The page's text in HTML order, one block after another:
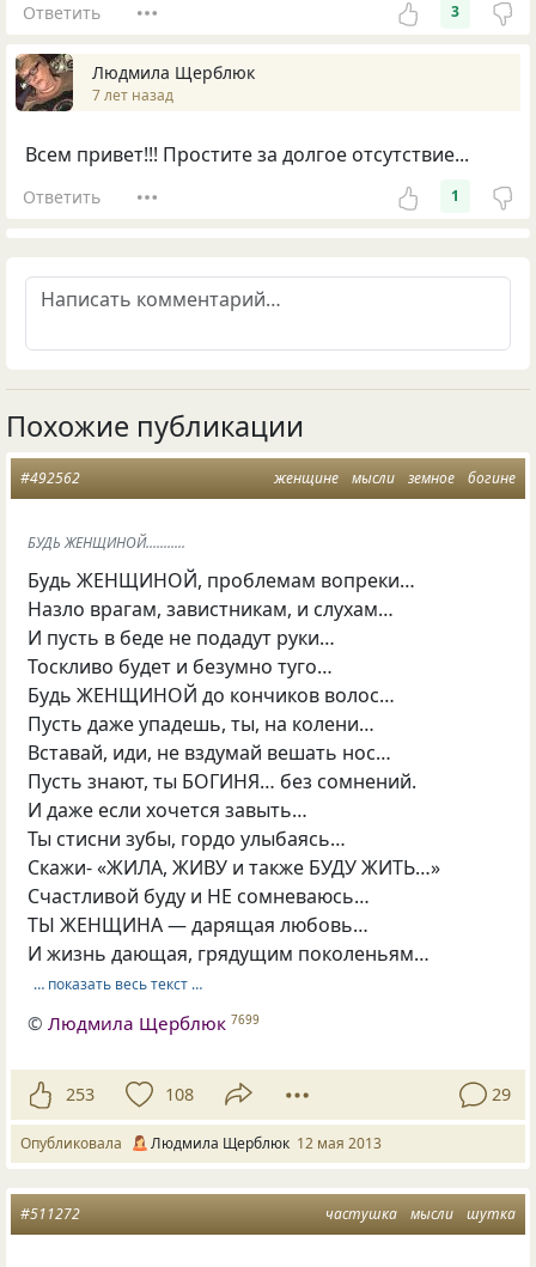
Ответить 3
Людмила Щерблюк
7 лет назад
Всем привет!!! Простите за долгое отсутствие...
Ответить 1
Похожие публикации
женщине мысли земное богине
#492562
БУДЬ ЖЕНЩИНОЙ...........
Будь ЖЕНЩИНОЙ, проблемам вопреки…
Назло врагам, завистникам, и слухам…
И пусть в беде не подадут руки…
Тоскливо будет и безумно туго…
Будь ЖЕНЩИНОЙ до кончиков волос…
Пусть даже упадешь, ты, на колени…
Вставай, иди, не вздумай вешать нос…
Пусть знают, ты БОГИНЯ… без сомнений.
И даже если хочется завыть…
Ты стисни зубы, гордо улыбаясь…
Скажи- «ЖИЛА, ЖИВУ и также БУДУ ЖИТЬ…»
Счастливой буду и НЕ сомневаюсь…
ТЫ ЖЕНЩИНА — дарящая любовь…
И жизнь дающая, грядущим поколеньям…
… показать весь текст …
©Людмила Щерблюк 7699
253 108 29
Опубликовала Людмила Щерблюк 12 мая 2013
частушка мысли шутка
#511272